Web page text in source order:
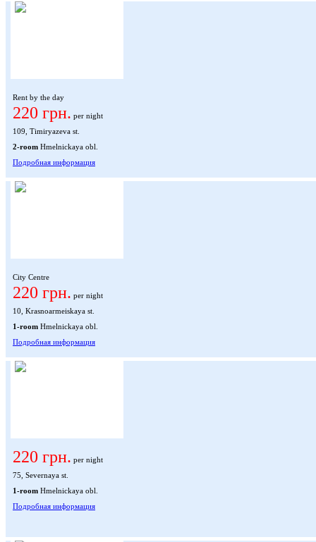
Rent by the day
220 грн. per night
109, Timiryazeva st.
2-room Hmelnickaya obl.
Подробная информация
City Centre
220 грн. per night
10, Krasnoarmeiskaya st.
1-room Hmelnickaya obl.
Подробная информация
220 грн. per night
75, Severnaya st.
1-room Hmelnickaya obl.
Подробная информация